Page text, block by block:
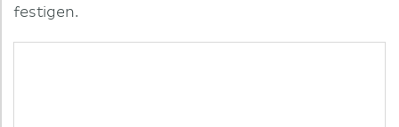
festigen.